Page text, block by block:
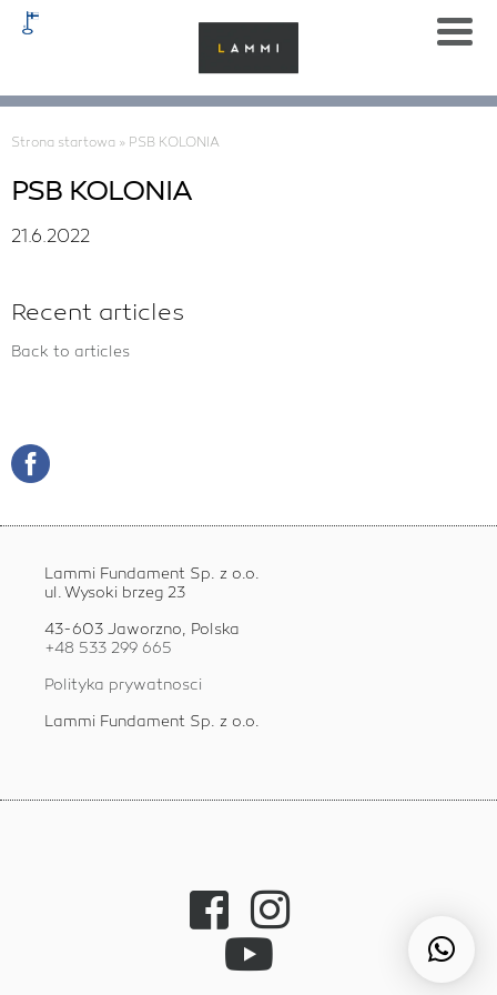
Strona startowa » PSB KOLONIA
PSB KOLONIA
21.6.2022
Recent articles
Back to articles
Lammi Fundament Sp. z o.o.
ul. Wysoki brzeg 23
43-603 Jaworzno, Polska
+48 533 299 665
Polityka prywatnosci
Lammi Fundament Sp. z o.o.